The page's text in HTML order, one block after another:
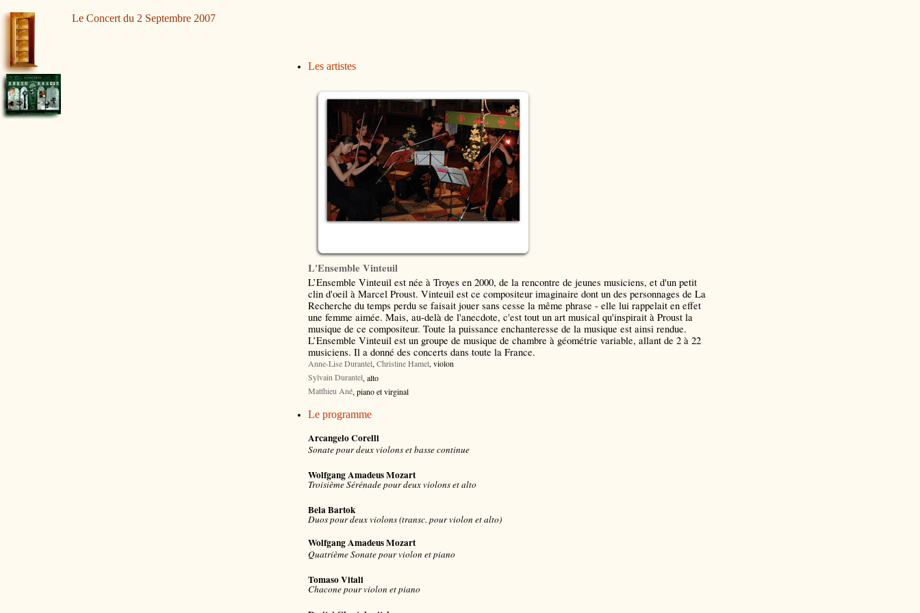
Le Concert du 2 Septembre 2007
Les artistes
L'Ensemble Vinteuil
L’Ensemble Vinteuil est née à Troyes en 2000, de la rencontre de jeunes musiciens, et d'un petit
clin d'oeil à Marcel Proust. Vinteuil est ce compositeur imaginaire dont un des personnages de La
Recherche du temps perdu se faisait jouer sans cesse la même phrase - elle lui rappelait en effet
une femme aimée. Mais, au-delà de l'anecdote, c'est tout un art musical qu'inspirait à Proust la
musique de ce compositeur. Toute la puissance enchanteresse de la musique est ainsi rendue.
L’Ensemble Vinteuil est un groupe de musique de chambre à géométrie variable, allant de 2 à 22
musiciens. Il a donné des concerts dans toute la France.
Anne-Lise Durantel, Christine Hamel, violon
Sylvain Durantel, alto
Matthieu Ané, piano et virginal
Le programme
Arcangelo Corelli
Sonate pour deux violons et basse continue
Wolfgang Amadeus Mozart
Troisième Sérénade pour deux violons et alto
Bela Bartok
Duos pour deux violons (transc. pour violon et alto)
Wolfgang Amadeus Mozart
Quatrième Sonate pour violon et piano
Tomaso Vitali
Chacone pour violon et piano